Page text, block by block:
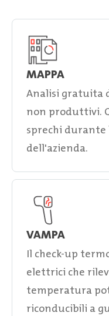
MAPPA
Analisi gratuita
non produttivi.
sprechi
dell'azienda.
VAMPA
Il check-up
elettrici che
temperatura
riconducibili a